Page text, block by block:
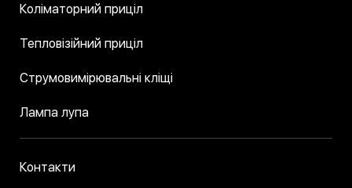
Коліматорний приціл
Тепловізійний приціл
Струмовимірювальні кліщі
Лампа лупа
Контакти